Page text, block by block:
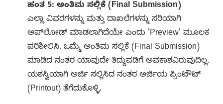
ಹಂತ 5: ಅಂತಿಮ ಸಲ್ಲಿಕೆ (Final Submission)
ಎಲ್ಲಾ ವಿವರಗಳನ್ನು ಮತ್ತು ದಾಖಲೆಗಳನ್ನು ಸರಿಯಾಗಿ
ಅಪ್‌ಲೋಡ್ ಮಾಡಲಾಗಿದೆಯೇ ಎಂದು 'Preview' ಮೂಲಕ
ಪರಿಶೀಲಿಸಿ. ಒಮ್ಮೆ ಅಂತಿಮ ಸಲ್ಲಿಕೆ (Final Submission)
ಮಾಡಿದ ನಂತರ ಯಾವುದೇ ತಿದ್ದುಪಡಿಗೆ ಅವಕಾಶವಿರುವುದಿಲ್ಲ.
ಯಶಸ್ವಿಯಾಗಿ ಅರ್ಜಿ ಸಲ್ಲಿಸಿದ ನಂತರ ಅರ್ಜಿಯ ಪ್ರಿಂಟೌಟ್
(Printout) ತೆಗೆದುಕೊಳ್ಳಿ.